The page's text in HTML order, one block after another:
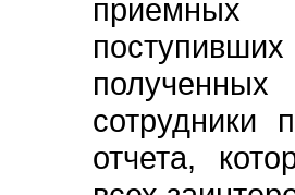
приемных
сотрудники
отчета,